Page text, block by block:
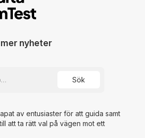
nyheter
av entusiaster för att guida samt
att ta rätt val på vägen mot ett